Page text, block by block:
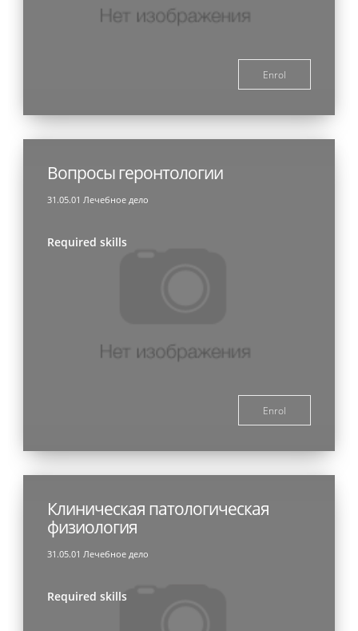
Enrol
Вопросы геронтологии
31.05.01 Лечебное дело
Required skills
Enrol
Клиническая патологическая
физиология
31.05.01 Лечебное дело
Required skills